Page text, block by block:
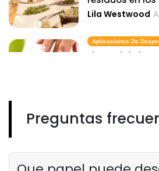
Lila Westwood
Aplicaciones De
El papel de las
Datos Sobre El
Lila Westwood
Preguntas